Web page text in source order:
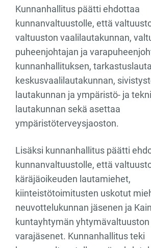
Kunnanhallitus päätti ehdottaa
kunnanvaltuustolle, että
valtuuston vaalilautakunnan,
puheenjohtajan ja
kunnanhallituksen,
keskusvaalilautakunnan,
lautakunnan ja ympäristö- ja
lautakunnan sekä asettaa
ympäristöterveysjaoston.
Lisäksi kunnanhallitus päätti
kunnanvaltuustolle, että
käräjäoikeuden lautamiehet,
kiinteistötoimitusten uskotut
neuvottelukunnan jäsenen ja
kuntayhtymän yhtymävaltuuston
varajäsenet. Kunnanhallitus teki